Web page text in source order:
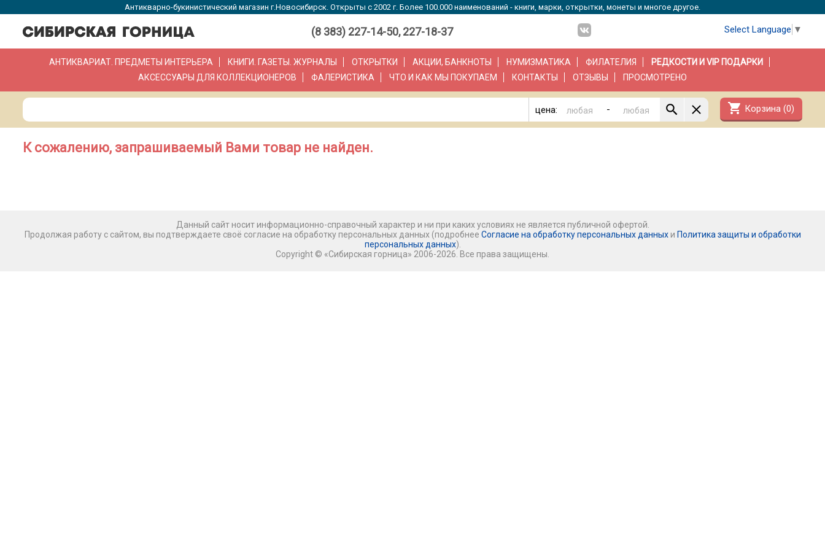
Антикварно-букинистический магазин г.Новосибирск. Открыты с 2002 г. Более 100.000 наименований - книги, марки, открытки, монеты и многое другое.
(8 383) 227-14-50, 227-18-37 Select Language ▼
АНТИКВАРИАТ. ПРЕДМЕТЫ ИНТЕРЬЕРА КНИГИ. ГАЗЕТЫ. ЖУРНАЛЫ ОТКРЫТКИ АКЦИИ, БАНКНОТЫ НУМИЗМАТИКА ФИЛАТЕЛИЯ
РЕДКОСТИ И VIP ПОДАРКИ
АКСЕССУАРЫ ДЛЯ КОЛЛЕКЦИОНЕРОВ
ФАЛЕРИСТИКА ЧТО И КАК МЫ ПОКУПАЕМ КОНТАКТЫ ОТЗЫВЫ ПРОСМОТРЕНО
цена: - shopping_cart Корзина (0)
К сожалению, запрашиваемый Вами товар не найден.
Данный сайт носит информационно-справочный характер и ни при каких условиях не является публичной офертой.
Продолжая работу с сайтом, вы подтверждаете своё согласие на обработку персональных данных (подробнее Согласие на обработку персональных данныхи Политика защиты и обработки
персональных данных).
Copyright © «Сибирская горница» 2006-2026. Все права защищены.